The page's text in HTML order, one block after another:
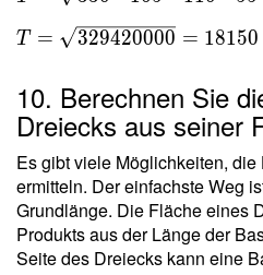
330(330-
165)(330-
275) } \
\\ T =
\sqrt{ 330
\cdot \
165 \cdot
\ 110
\cdot \ 55
} \ \\ T =
T = 329420000 = 18150
10. Berechnen Sie
Dreiecks aus seiner
Es gibt viele Möglichkeiten,
ermitteln. Der einfachste Weg
Grundlänge. Die Fläche eines
Produkts aus der Länge der
Seite des Dreiecks kann eine